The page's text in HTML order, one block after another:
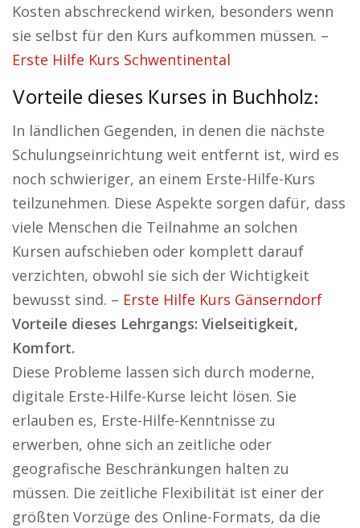
Kosten abschreckend wirken, besonders wenn
sie selbst für den Kurs aufkommen müssen. –
Erste Hilfe Kurs Schwentinental
Vorteile dieses Kurses in Buchholz:
In ländlichen Gegenden, in denen die nächste
Schulungseinrichtung weit entfernt ist, wird es
noch schwieriger, an einem Erste-Hilfe-Kurs
teilzunehmen. Diese Aspekte sorgen dafür, dass
viele Menschen die Teilnahme an solchen
Kursen aufschieben oder komplett darauf
verzichten, obwohl sie sich der Wichtigkeit
bewusst sind. – Erste Hilfe Kurs Gänserndorf
Vorteile dieses Lehrgangs: Vielseitigkeit,
Komfort.
Diese Probleme lassen sich durch moderne,
digitale Erste-Hilfe-Kurse leicht lösen. Sie
erlauben es, Erste-Hilfe-Kenntnisse zu
erwerben, ohne sich an zeitliche oder
geografische Beschränkungen halten zu
müssen. Die zeitliche Flexibilität ist einer der
größten Vorzüge des Online-Formats, da die